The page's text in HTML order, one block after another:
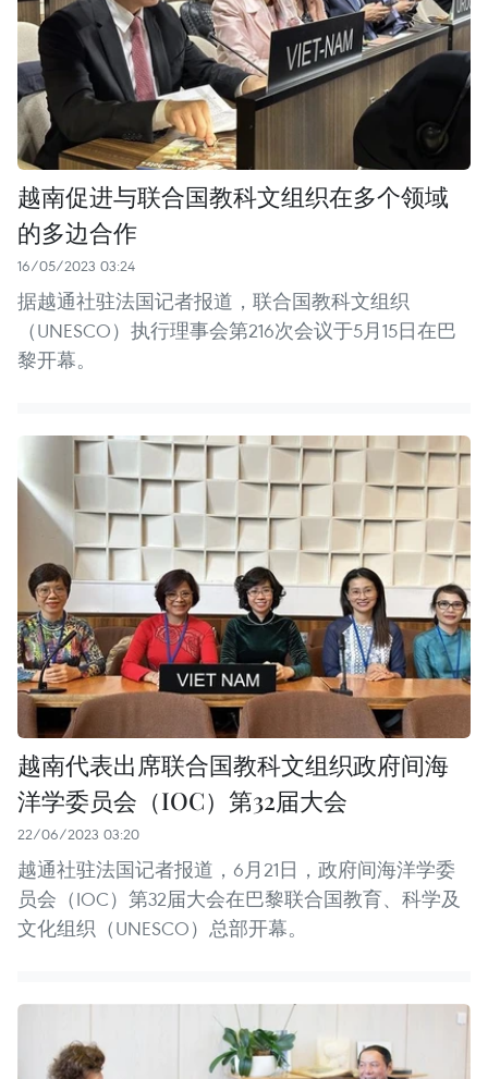
越南促进与联合国教科文组织在多个领域
的多边合作
16/05/2023 03:24
据越通社驻法国记者报道，联合国教科文组织
（UNESCO）执行理事会第216次会议于5月15日在巴
黎开幕。
越南代表出席联合国教科文组织政府间海
洋学委员会（IOC）第32届大会
22/06/2023 03:20
越通社驻法国记者报道，6月21日，政府间海洋学委
员会（IOC）第32届大会在巴黎联合国教育、科学及
文化组织（UNESCO）总部开幕。